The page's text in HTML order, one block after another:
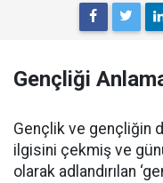
Gençliği
Gençlik ve gençliğin
ilgisini çekmiş ve
olarak adlandırılan